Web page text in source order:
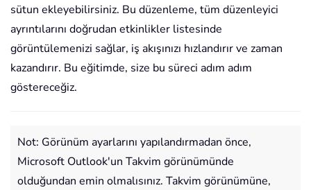
sütun ekleyebilirsiniz. Bu düzenleme, tüm düzenleyici
ayrıntılarını doğrudan etkinlikler listesinde
görüntülemenizi sağlar, iş akışınızı hızlandırır ve zaman
kazandırır. Bu eğitimde, size bu süreci adım adım
göstereceğiz.
Not: Görünüm ayarlarını yapılandırmadan önce,
Microsoft Outlook'un Takvim görünümünde
olduğundan emin olmalısınız. Takvim görünümüne,